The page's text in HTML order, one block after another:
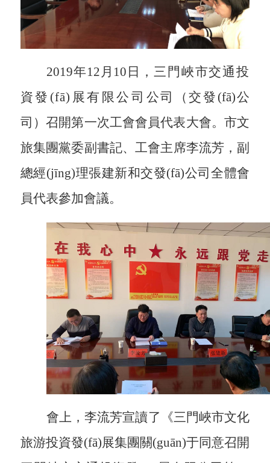
2019年12月10日， 三門峽市交通投
資發(fā)展有限公司 公司 （交發(fā)公
司 ）召開第一次工會會員代表大會。 市文
旅集團黨委副書記、工會主席李流芳 ，副
總經(jīng)理張建新和交發(fā)公司全體會
員代表參加會議。
會上，李流芳宣讀了《三門峽市文化
旅游投資發(fā)展集團關(guān)于同意召開